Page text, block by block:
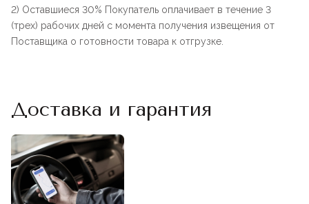
2) Оставшиеся 30% Покупатель оплачивает в течение 3
(трех) рабочих дней с момента получения извещения от
Поставщика о готовности товара к отгрузке.
Доставка и гарантия